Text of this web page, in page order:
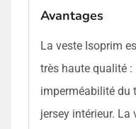
Avantages
La veste Isoprim
très haute qualité
imperméabilité du
jersey intérieur. La